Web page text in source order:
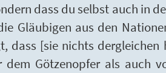
dass du selbst auch in
Gläubigen aus den
dass [sie nichts
dem Götzenopfer als auch